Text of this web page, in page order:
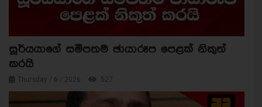
සූර්යයාගේ සමීපතම ඡායාරූප පෙළක් නිකුත්
කරයි
Thursday / 6 / 2026 527